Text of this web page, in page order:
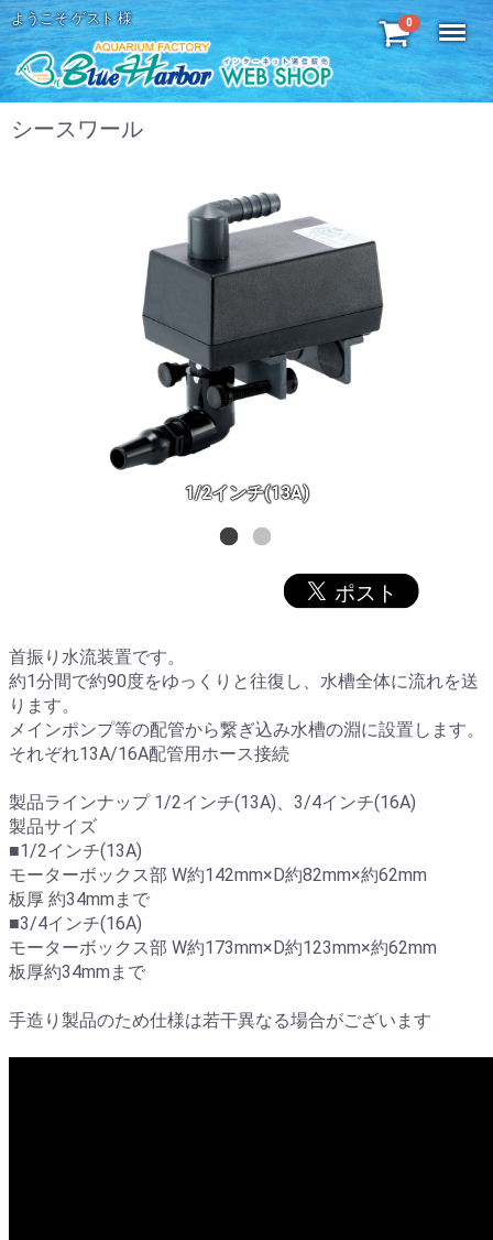
0
ようこそ ゲスト 様 Menu
シースワール
1/2インチ(13A)
首振り水流装置です。
約1分間で約90度をゆっくりと往復し、水槽全体に流れを送
ります。
メインポンプ等の配管から繋ぎ込み水槽の淵に設置します。
それぞれ13A/16A配管用ホース接続
製品ラインナップ 1/2インチ(13A)、3/4インチ(16A)
製品サイズ
■1/2インチ(13A)
モーターボックス部 W約142mm×D約82mm×約62mm
板厚 約34mmまで
■3/4インチ(16A)
モーターボックス部 W約173mm×D約123mm×約62mm
板厚約34mmまで
手造り製品のため仕様は若干異なる場合がございます